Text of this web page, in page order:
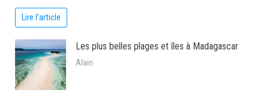
Lire l'article
Les plus belles plages et îles à Madagascar
Alain